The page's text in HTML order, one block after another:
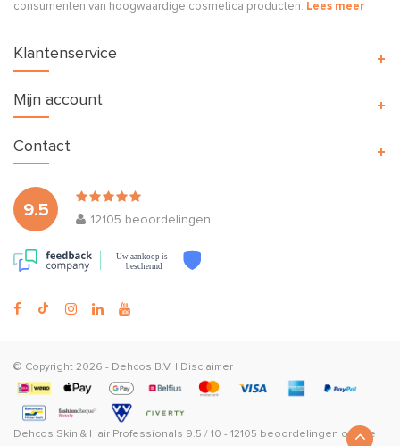
consumenten van hoogwaardige cosmetica producten. Lees meer
Klantenservice
Mijn account
9.5
12105 beoordelingen
Uw aankoop is
beschermd
Contact
© Copyright 2026 - Dehcos B.V. Disclaimer
Dehcos Skin & Hair Professionals 9.5 / 10 - 12105 beoordelingen op The